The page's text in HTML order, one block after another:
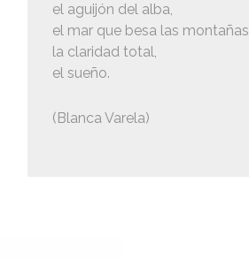
el aguijón del alba,
el mar que besa las montañas,
la claridad total,
el sueño.
(Blanca Varela)